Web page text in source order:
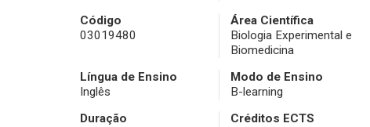
Código
03019480
Área Científica
Biologia Experimental e
Biomedicina
Língua de Ensino
Inglês
Modo de Ensino
B-learning
Duração
Créditos ECTS